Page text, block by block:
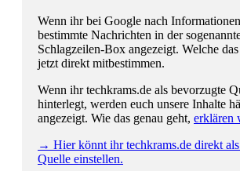
Wenn ihr bei Google nach
bestimmte Nachrichten in der
Schlagzeilen-Box angezeigt. Welche
jetzt direkt mitbestimmen.
Wenn ihr techkrams.de als bevorzugte
hinterlegt, werden euch unsere Inhalte
angezeigt. Wie das genau geht, erklären
→ Hier könnt ihr techkrams.de direkt
Quelle einstellen.